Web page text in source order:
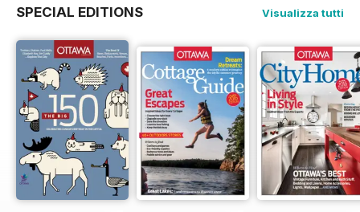
SPECIAL EDITIONS Visualizza tutti